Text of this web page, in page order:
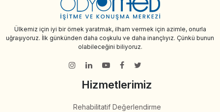
Ülkemiz için iyi bir örnek yaratmak, ilham vermek için azimle, onurla
uğraşıyoruz. İlk günkünden daha coşkulu ve daha inançlıyız. Çünkü bunun
olabileceğini biliyoruz.
Hizmetlerimiz
Rehabilitatif Değerlendirme